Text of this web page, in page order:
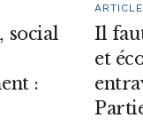
social
:
Il
et